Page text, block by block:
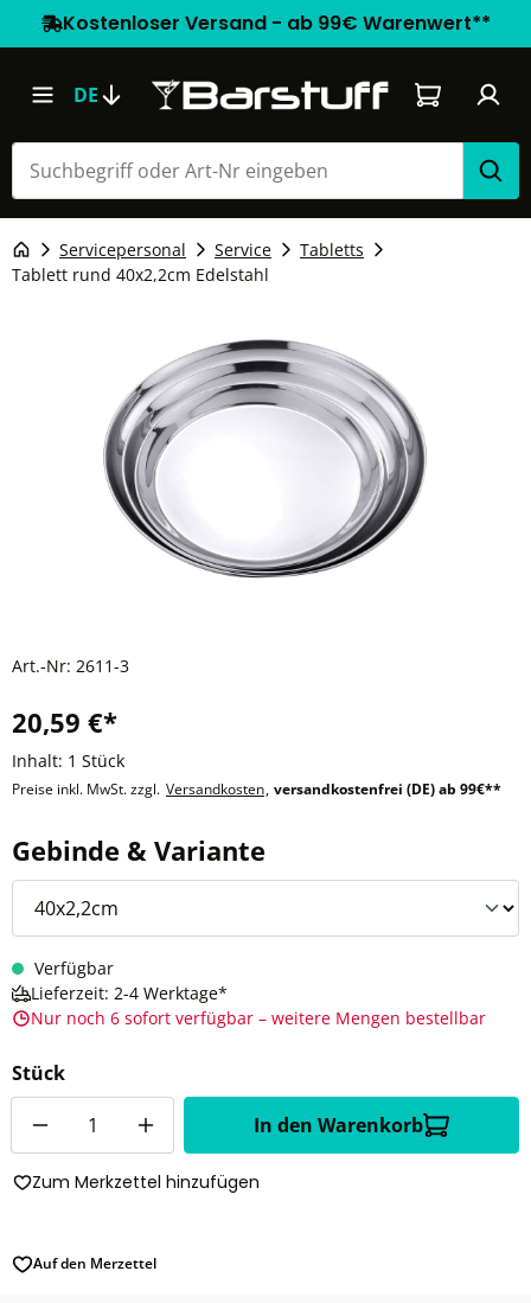
Kostenloser Versand - ab 99€ Warenwert**
DE Warenkorb
Servicepersonal Service
Tabletts
Tablett rund 40x2,2cm Edelstahl
Art.-Nr: 2611-3
20,59 €*
Inhalt: 1 Stück
Preise inkl. MwSt. zzgl. Versandkosten, versandkostenfrei (DE) ab 99€**
Gebinde & Variante
Verfügbar
Lieferzeit: 2-4 Werktage*
Nur noch 6 sofort verfügbar – weitere Mengen bestellbar
Stück
In den Warenkorb
Zum Merkzettel hinzufügen
Auf den Merzettel